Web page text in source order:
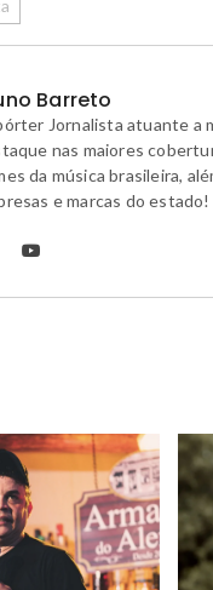
Barreto
Jornalista atuante a
nas maiores
da música brasileira,
e marcas do estado!